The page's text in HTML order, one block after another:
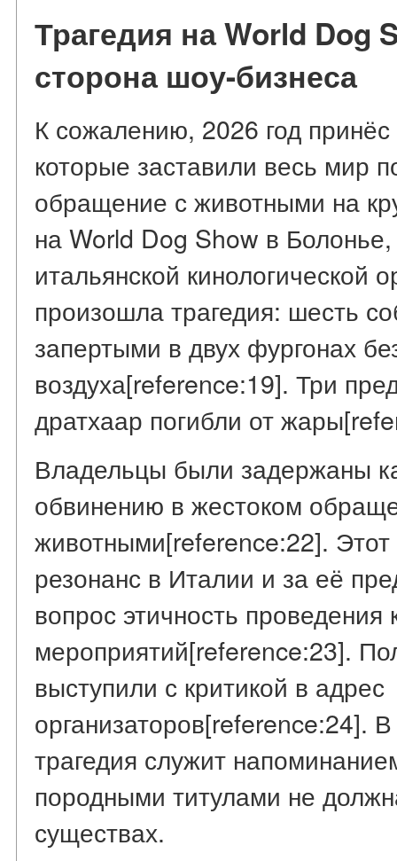
Трагедия на World Dog
сторона шоу-бизнеса
К сожалению, 2026 год
которые заставили весь мир
обращение с животными на
на World Dog Show в
итальянской кинологической
произошла трагедия: шесть
запертыми в двух фургонах
воздуха[reference:19]. Три
дратхаар погибли от
Владельцы были задержаны
обвинению в жестоком
животными[reference:22].
резонанс в Италии и за её
вопрос этичность проведения
мероприятий[reference:23].
выступили с критикой в адрес
организаторов[reference:24].
трагедия служит
породными титулами не
существах.